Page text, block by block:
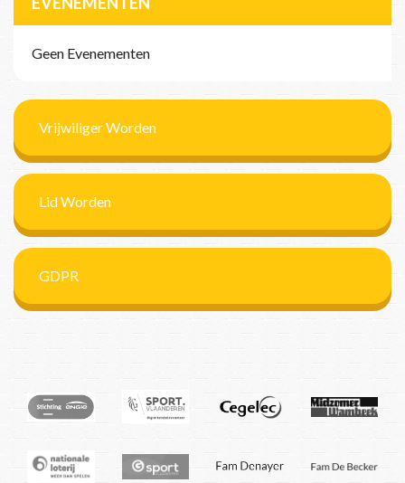
Geen Evenementen
Vrijwiliger Worden
Lid Worden
GDPR